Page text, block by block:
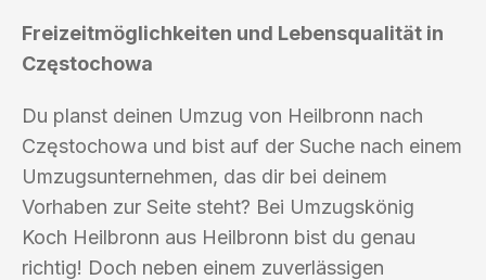
Freizeitmöglichkeiten und Lebensqualität in
Częstochowa
Du planst deinen Umzug von Heilbronn nach
Częstochowa und bist auf der Suche nach einem
Umzugsunternehmen, das dir bei deinem
Vorhaben zur Seite steht? Bei Umzugskönig
Koch Heilbronn aus Heilbronn bist du genau
richtig! Doch neben einem zuverlässigen